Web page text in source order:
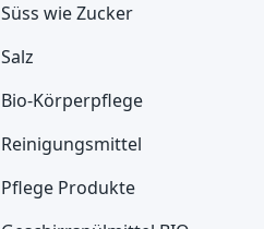
Süss wie Zucker
Salz
Bio-Körperpflege
Reinigungsmittel
Pflege Produkte